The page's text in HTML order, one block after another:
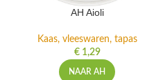
AH Aioli
Kaas, vleeswaren, tapas
€1,29
NAAR AH